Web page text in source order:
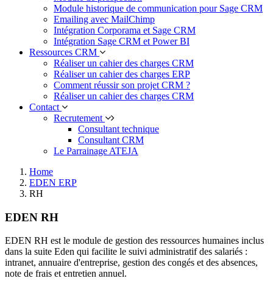
Module historique de communication pour Sage CRM
Emailing avec MailChimp
Intégration Corporama et Sage CRM
Intégration Sage CRM et Power BI
Ressources CRM
Réaliser un cahier des charges CRM
Réaliser un cahier des charges ERP
Comment réussir son projet CRM ?
Réaliser un cahier des charges CRM
Contact
Recrutement
Consultant technique
Consultant CRM
Le Parrainage ATEJA
Home
EDEN ERP
RH
EDEN RH
EDEN RH est le module de gestion des ressources humaines inclus
dans la suite Eden qui facilite le suivi administratif des salariés :
intranet, annuaire d'entreprise, gestion des congés et des absences,
note de frais et entretien annuel.